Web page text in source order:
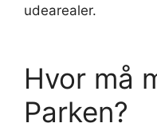
udearealer.
Hvor må
Parken?